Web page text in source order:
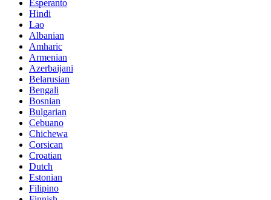
Esperanto
Hindi
Lao
Albanian
Amharic
Armenian
Azerbaijani
Belarusian
Bengali
Bosnian
Bulgarian
Cebuano
Chichewa
Corsican
Croatian
Dutch
Estonian
Filipino